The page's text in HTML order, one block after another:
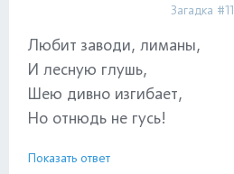
Загадка #11
Любит заводи, лиманы,
И лесную глушь,
Шею дивно изгибает,
Но отнюдь не гусь!
Показать ответ